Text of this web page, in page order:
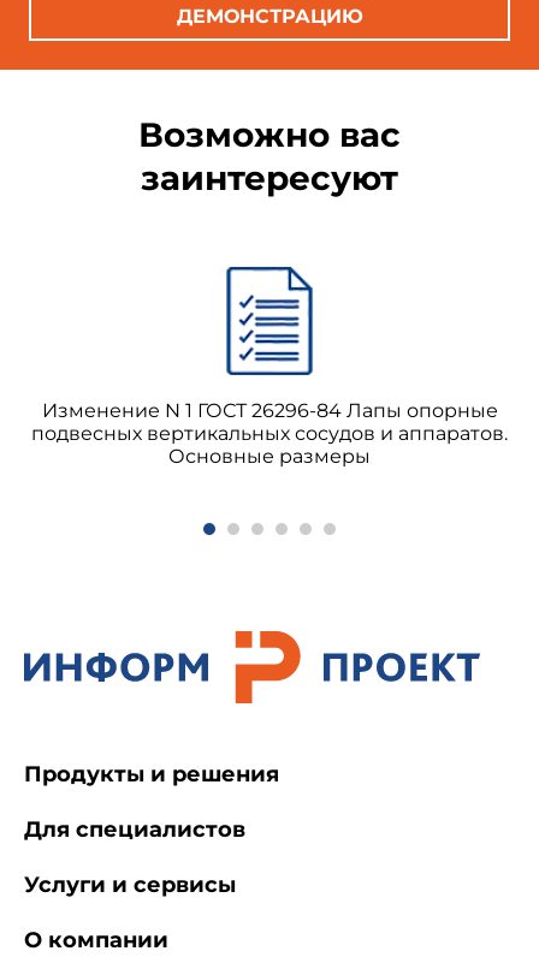
ДЕМОНСТРАЦИЮ
Возможно вас
заинтересуют
Изменение N 1 ГОСТ 26296-84 Лапы опорные
подвесных вертикальных сосудов и аппаратов.
Основные размеры
Продукты и решения
Для специалистов
Услуги и сервисы
О компании